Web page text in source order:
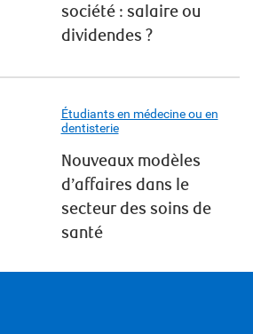
société : salaire ou
dividendes ?
Étudiants en médecine ou en
dentisterie
Nouveaux modèles
d’affaires dans le
secteur des soins de
santé